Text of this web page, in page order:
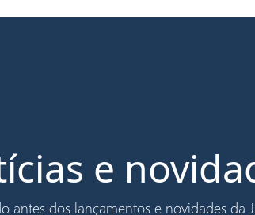
é importante para reativar a
e
antes dos lançamentos e novidades da